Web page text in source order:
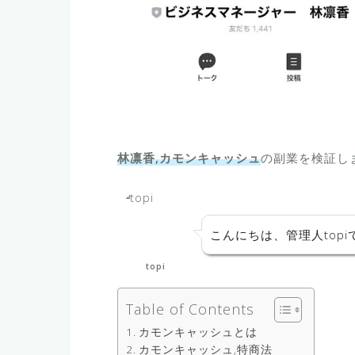
林凛香,カモンキャッシュの副業を検証し
topi
こんにちは、管理人topi
Table of Contents
カモンキャッシュとは
カモンキャッシュ,特商法